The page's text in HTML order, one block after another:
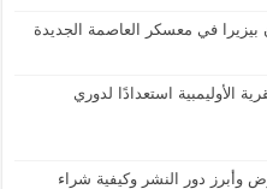
بيزيرا في معسكر العاصمة الجديدة
الأوليمبية استعدادًا لدوري
وأبرز دور النشر وكيفية شراء